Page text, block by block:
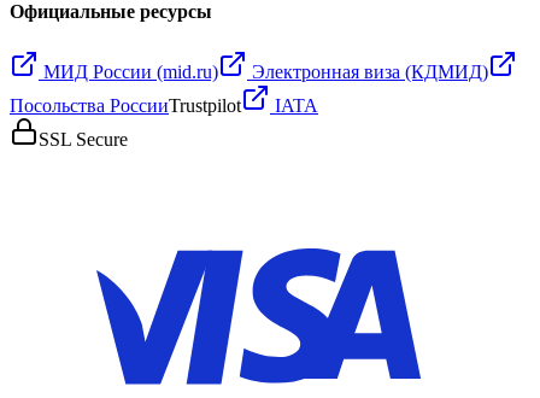
Официальные ресурсы
МИД России (mid.ru)
Электронная виза (КДМИД)
Посольства РоссииTrustpilot
IATA
SSL Secure